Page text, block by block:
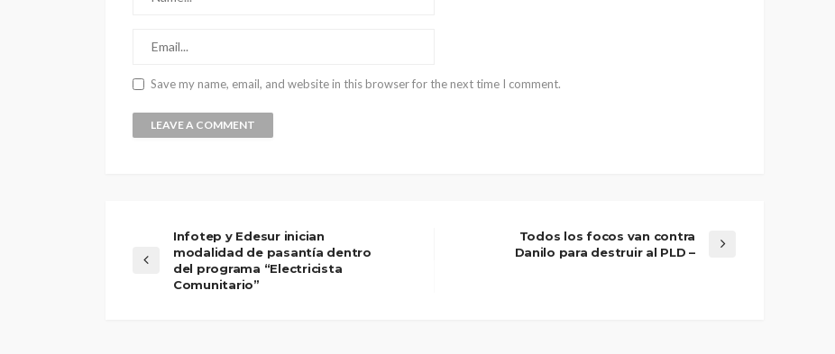
Save my name, email, and website in this browser for the next time I comment.
Infotep y Edesur inician
modalidad de pasantía dentro
del programa “Electricista
Comunitario”
Todos los focos van contra
Danilo para destruir al PLD –